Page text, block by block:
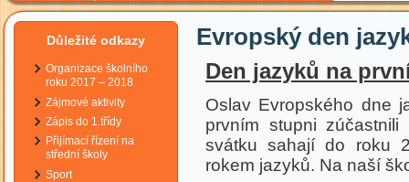
Důležité odkazy
Organizace školního
roku 2017 – 2018
Zájmové aktivity
Zápis do 1.třídy
Přijímací řízení na
střední školy
Sport
Evropský den
Den jazyků na
Oslav Evropského dne
prvním stupni
svátku sahají do roku
rokem jazyků. Na naší